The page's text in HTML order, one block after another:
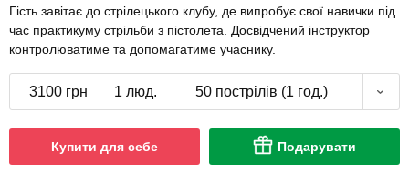
Гість завітає до стрілецького клубу, де випробує свої навички під
час практикуму стрільби з пістолета. Досвідчений інструктор
контролюватиме та допомагатиме учаснику.
3100 грн 1 люд. 50 пострілів (1 год.)
Купити для себе Подарувати